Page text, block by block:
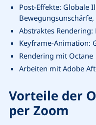
Post-Effekte: Globale
Abstraktes Rendering:
Keyframe-Animation:
Rendering mit Octane
Arbeiten mit Adobe
Vorteile der
per Zoom